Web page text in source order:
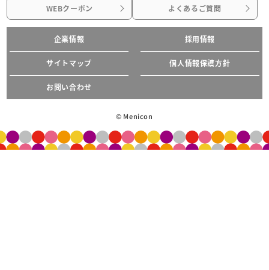
WEBクーポン よくあるご質問
企業情報 採用情報
サイトマップ 個人情報保護方針
お問い合わせ
© Menicon